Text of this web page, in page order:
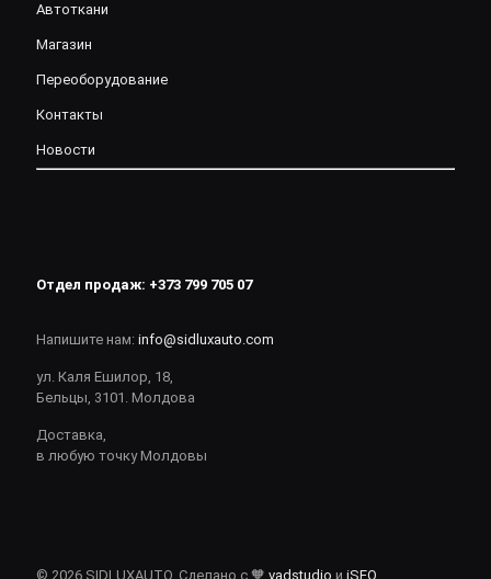
Автоткани
Магазин
Переоборудование
Контакты
Новости
Отдел продаж: +373 799 705 07
Напишите нам: info@sidluxauto.com
ул. Каля Ешилор, 18,
Бельцы, 3101. Молдова
Доставка,
в любую точку Молдовы
© 2026 SIDLUXAUTO. Сделано с 🧡 vadstudio и iSEO